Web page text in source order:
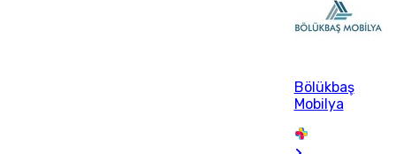
Bölükbaş
Mobilya